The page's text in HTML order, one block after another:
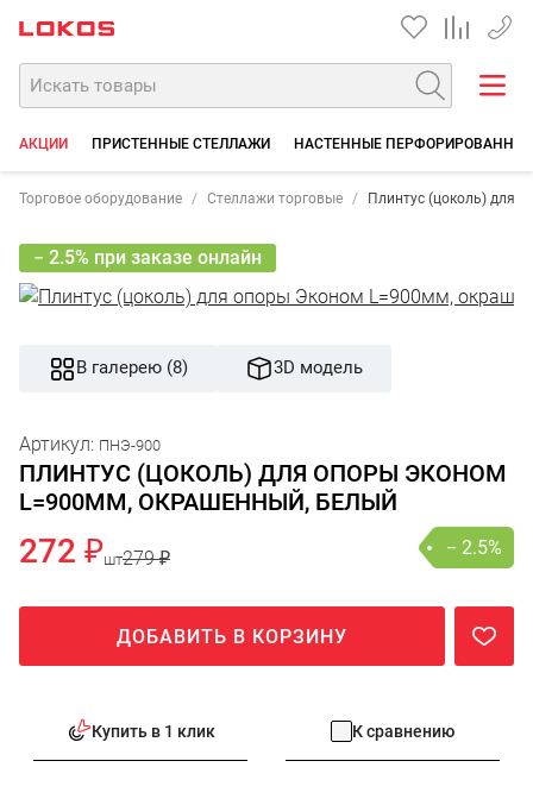
+7
АКЦИИ ПРИСТЕННЫЕ СТЕЛЛАЖИ НАСТЕННЫЕ
Торговое оборудование Стеллажи торговые Плинтус (цоколь) для
− 2.5% при заказе онлайн
В галерею (8) 3D модель
Артикул: ПНЭ-900
ПЛИНТУС (ЦОКОЛЬ) ДЛЯ ОПОРЫ ЭКОНОМ
L=900ММ, ОКРАШЕННЫЙ, БЕЛЫЙ
272 ₽шт279 ₽ − 2.5%
ДОБАВИТЬ В КОРЗИНУ
Купить в 1 клик К сравнению